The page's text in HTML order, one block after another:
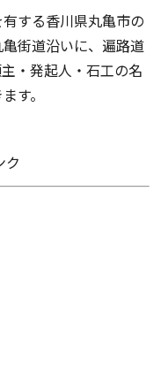
する香川県丸亀市の
街道沿いに、遍路道
・発起人・石工の名
す。
ク